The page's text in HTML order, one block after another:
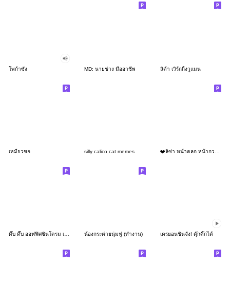
โพก้าซัง MD: นายช่าง มืออาชีพ ลิต้า เวิร์กกิ้งวูแมน
เหมียวขอ silly calico cat memes
ดึ๊บ ดึ๊บ ออฟฟิศซินโดรม เก้า น้องกระต่ายนุ่มฟู (ทำงาน) เครยอนชินจัง! ดุ๊กดิ๊กได้